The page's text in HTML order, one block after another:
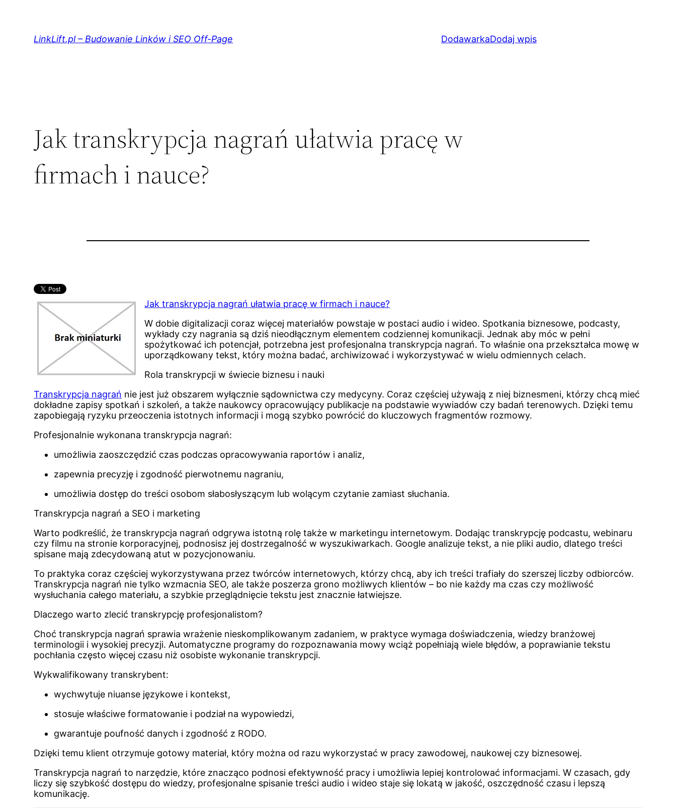
LinkLift.pl – Budowanie Linków i SEO Off-Page
DodawarkaDodaj wpis
Jak transkrypcja nagrań ułatwia pracę w
firmach i nauce?
Jak transkrypcja nagrań ułatwia pracę w firmach i nauce?
W dobie digitalizacji coraz więcej materiałów powstaje w postaci audio i wideo. Spotkania biznesowe, podcasty,
wykłady czy nagrania są dziś nieodłącznym elementem codziennej komunikacji. Jednak aby móc w pełni
spożytkować ich potencjał, potrzebna jest profesjonalna transkrypcja nagrań. To właśnie ona przekształca mowę w
uporządkowany tekst, który można badać, archiwizować i wykorzystywać w wielu odmiennych celach.
Rola transkrypcji w świecie biznesu i nauki
Transkrypcja nagrań nie jest już obszarem wyłącznie sądownictwa czy medycyny. Coraz częściej używają z niej biznesmeni, którzy chcą mieć
dokładne zapisy spotkań i szkoleń, a także naukowcy opracowujący publikacje na podstawie wywiadów czy badań terenowych. Dzięki temu
zapobiegają ryzyku przeoczenia istotnych informacji i mogą szybko powrócić do kluczowych fragmentów rozmowy.
Profesjonalnie wykonana transkrypcja nagrań:
umożliwia zaoszczędzić czas podczas opracowywania raportów i analiz,
zapewnia precyzję i zgodność pierwotnemu nagraniu,
umożliwia dostęp do treści osobom słabosłyszącym lub wolącym czytanie zamiast słuchania.
Transkrypcja nagrań a SEO i marketing
Warto podkreślić, że transkrypcja nagrań odgrywa istotną rolę także w marketingu internetowym. Dodając transkrypcję podcastu, webinaru
czy filmu na stronie korporacyjnej, podnosisz jej dostrzegalność w wyszukiwarkach. Google analizuje tekst, a nie pliki audio, dlatego treści
spisane mają zdecydowaną atut w pozycjonowaniu.
To praktyka coraz częściej wykorzystywana przez twórców internetowych, którzy chcą, aby ich treści trafiały do szerszej liczby odbiorców.
Transkrypcja nagrań nie tylko wzmacnia SEO, ale także poszerza grono możliwych klientów – bo nie każdy ma czas czy możliwość
wysłuchania całego materiału, a szybkie przeglądnięcie tekstu jest znacznie łatwiejsze.
Dlaczego warto zlecić transkrypcję profesjonalistom?
Choć transkrypcja nagrań sprawia wrażenie nieskomplikowanym zadaniem, w praktyce wymaga doświadczenia, wiedzy branżowej
terminologii i wysokiej precyzji. Automatyczne programy do rozpoznawania mowy wciąż popełniają wiele błędów, a poprawianie tekstu
pochłania często więcej czasu niż osobiste wykonanie transkrypcji.
Wykwalifikowany transkrybent:
wychwytuje niuanse językowe i kontekst,
stosuje właściwe formatowanie i podział na wypowiedzi,
gwarantuje poufność danych i zgodność z RODO.
Dzięki temu klient otrzymuje gotowy materiał, który można od razu wykorzystać w pracy zawodowej, naukowej czy biznesowej.
Transkrypcja nagrań to narzędzie, które znacząco podnosi efektywność pracy i umożliwia lepiej kontrolować informacjami. W czasach, gdy
liczy się szybkość dostępu do wiedzy, profesjonalne spisanie treści audio i wideo staje się lokatą w jakość, oszczędność czasu i lepszą
komunikację.